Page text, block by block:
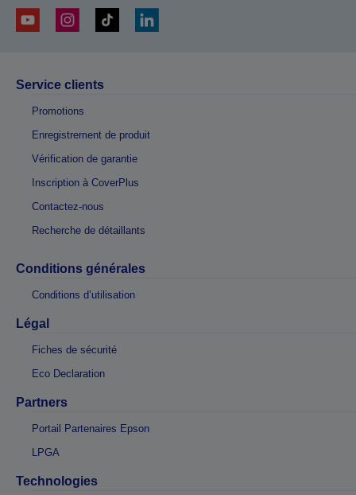
Service clients
Promotions
Enregistrement de produit
Vérification de garantie
Inscription à CoverPlus
Contactez-nous
Recherche de détaillants
Conditions générales
Conditions d’utilisation
Légal
Fiches de sécurité
Eco Declaration
Partners
Portail Partenaires Epson
LPGA
Technologies